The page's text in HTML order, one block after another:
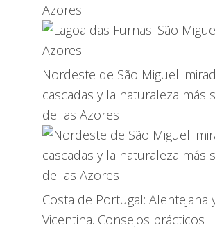
Azores
Nordeste de São Miguel:
cascadas y la naturaleza más
de las Azores
Costa de Portugal: Alentejana
Vicentina. Consejos prácticos